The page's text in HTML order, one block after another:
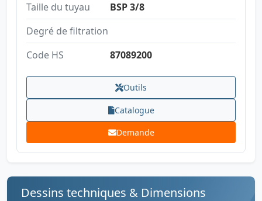
Taille du tuyau
BSP 3/8
Degré de filtration
Code HS
87089200
Outils
Catalogue
Demande
Dessins techniques & Dimensions